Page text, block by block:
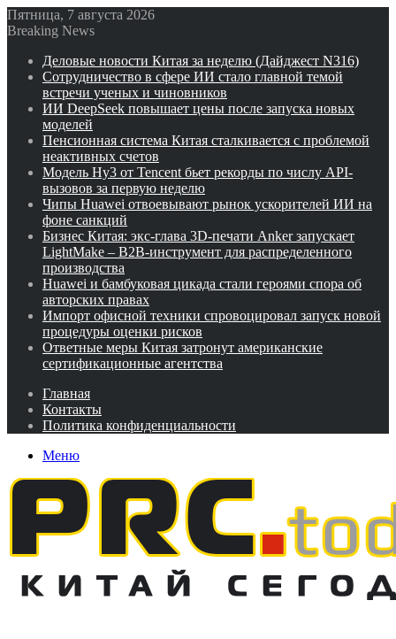
Пятница, 7 августа 2026
Breaking News
Деловые новости Китая за неделю (Дайджест N316)
Сотрудничество в сфере ИИ стало главной темой
встречи ученых и чиновников
ИИ DeepSeek повышает цены после запуска новых
моделей
Пенсионная система Китая сталкивается с проблемой
неактивных счетов
Модель Hy3 от Tencent бьет рекорды по числу API-
вызовов за первую неделю
Чипы Huawei отвоевывают рынок ускорителей ИИ на
фоне санкций
Бизнес Китая: экс-глава 3D-печати Anker запускает
LightMake – B2B-инструмент для распределенного
производства
Huawei и бамбуковая цикада стали героями спора об
авторских правах
Импорт офисной техники спровоцировал запуск новой
процедуры оценки рисков
Ответные меры Китая затронут американские
сертификационные агентства
Главная
Контакты
Политика конфиденциальности
Меню